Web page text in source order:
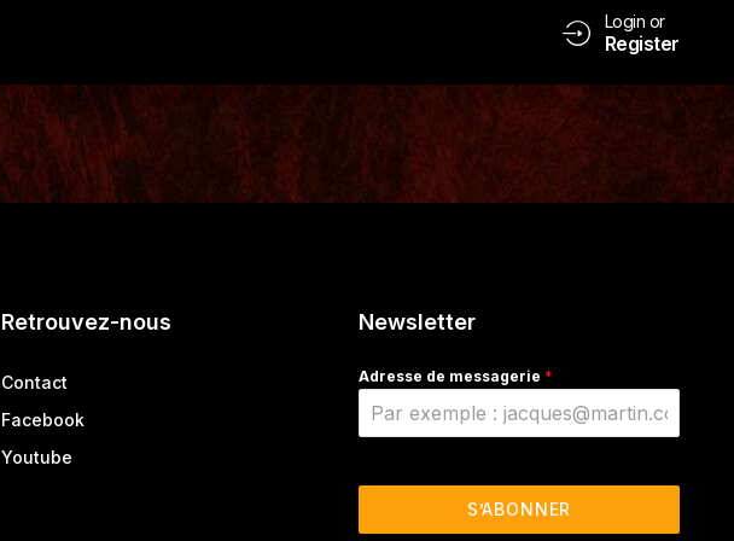
Login or
Register
Retrouvez-nous
Contact
Facebook
Youtube
Newsletter
Adresse de messagerie *
S’ABONNER